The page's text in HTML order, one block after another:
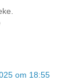
om 18:55